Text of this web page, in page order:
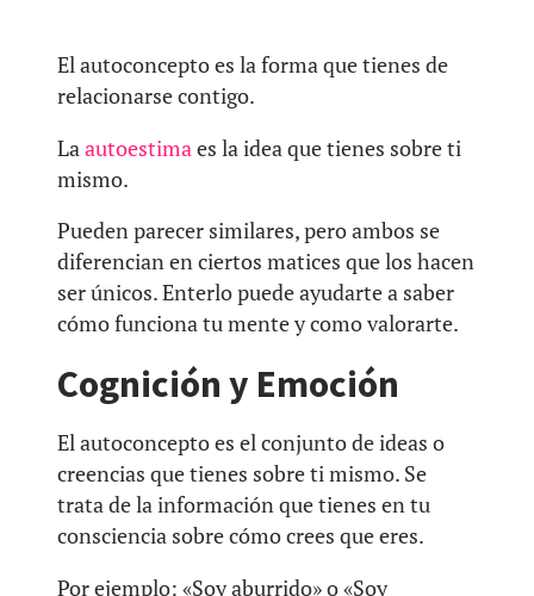
El autoconcepto es la forma que tienes de
relacionarse contigo.
La autoestima es la idea que tienes sobre ti
mismo.
Pueden parecer similares, pero ambos se
diferencian en ciertos matices que los hacen
ser únicos. Enterlo puede ayudarte a saber
cómo funciona tu mente y como valorarte.
Cognición y Emoción
El autoconcepto es el conjunto de ideas o
creencias que tienes sobre ti mismo. Se
trata de la información que tienes en tu
consciencia sobre cómo crees que eres.
Por ejemplo: «Soy aburrido» o «Soy